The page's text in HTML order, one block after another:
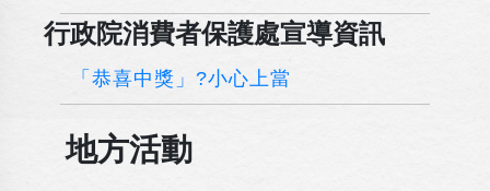
行政院消費者保護處宣導資訊
「恭喜中獎」?小心上當
地方活動